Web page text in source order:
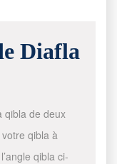
Diafla
qibla de deux
qibla à
qibla ci-